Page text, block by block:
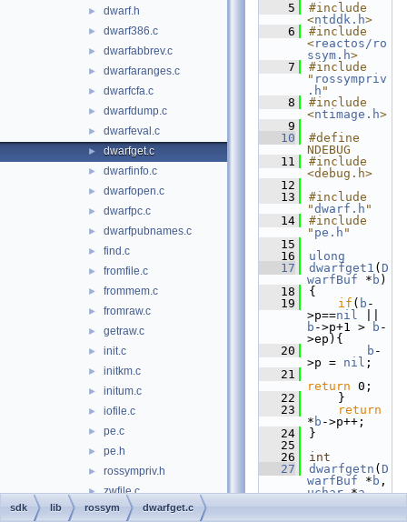
► dwarf.h
► dwarf386.c
► dwarfabbrev.c
► dwarfaranges.c
► dwarfcfa.c
► dwarfdump.c
► dwarfeval.c
► dwarfget.c
► dwarfinfo.c
► dwarfopen.c
► dwarfpc.c
► dwarfpubnames.c
► find.c
► fromfile.c
► frommem.c
► fromraw.c
► getraw.c
► init.c
► initkm.c
► initum.c
► iofile.c
► pe.c
► pe.h
► rossympriv.h
► zwfile.c
► rossym_new
    5
#include
<ntddk.h>
    6
#include
<reactos/ro
ssym.h>
    7
#include
" rossympriv
.h "
    8
#include
<ntimage.h>
    9
   10
#define
NDEBUG
   11
#include
<debug.h>
   12
   13
#include
"dwarf.h "
   14
#include
" pe.h "
   15
   16
ulong
   17
dwarfget1 ( D
warfBuf * b )
   18
{
   19
if ( b -
>p==nil
b ->p+1 > b -
>ep){
   20
b -
>p = nil ;
   21
return 0;
   22
    }
   23
return
* b ->p++;
   24
}
   25
   26
int
   27
dwarfgetn ( D
warfBuf * b
uchar *a ,
sdk lib rossym dwarfget.c